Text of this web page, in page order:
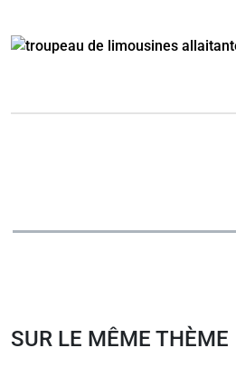
SUR LE MÊME THÈME